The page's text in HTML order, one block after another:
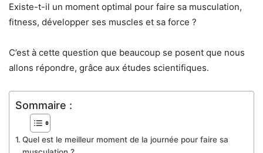
Existe-t-il un moment optimal pour faire sa musculation,
fitness, développer ses muscles et sa force ?
C’est à cette question que beaucoup se posent que nous
allons répondre, grâce aux études scientifiques.
Sommaire :
Quel est le meilleur moment de la journée pour faire sa